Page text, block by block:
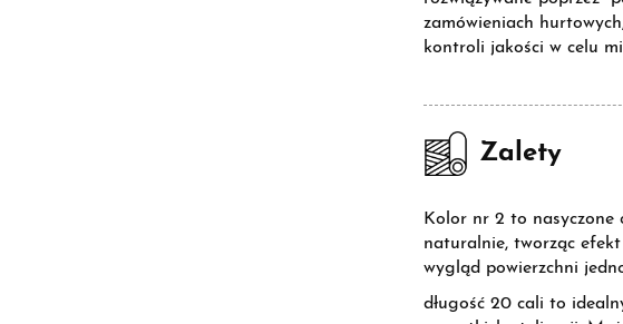
zamówieniach
kontroli jakości w celu
Zalety
Kolor nr 2 to nasyczone
naturalnie, tworząc
wygląd powierzchni
długość 20 cali to